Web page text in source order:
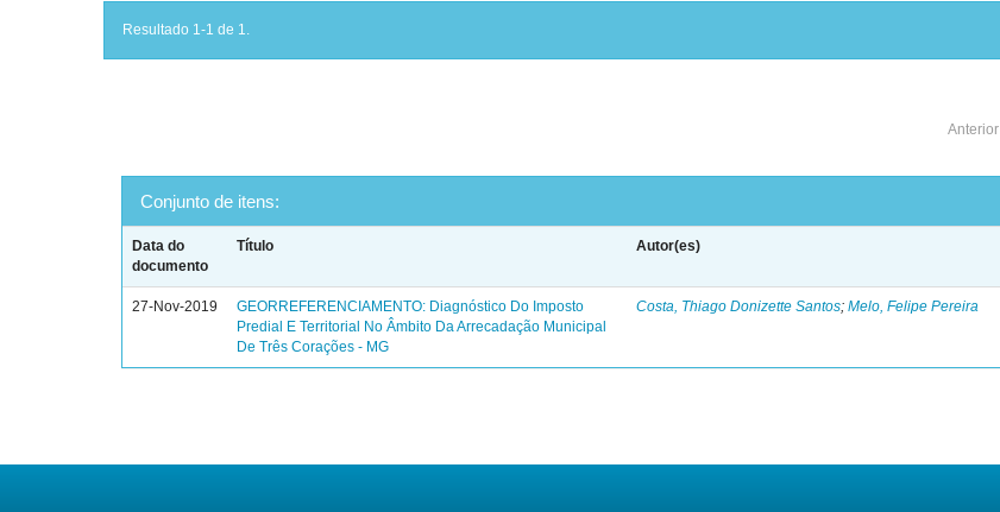
Resultado 1-1 de 1.
Anterior
Conjunto de itens:
Data do
documento
Título Autor(es)
27-Nov-2019
GEORREFERENCIAMENTO: Diagnóstico Do Imposto
Predial E Territorial No Âmbito Da Arrecadação Municipal
De Três Corações - MG
Costa, Thiago Donizette Santos;Melo, Felipe Pereira